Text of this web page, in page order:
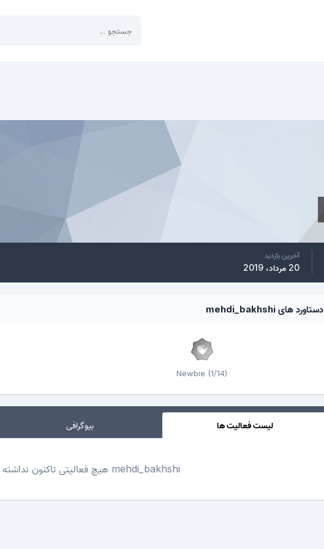
آخرین بازدید
20 مرداد، 2019
دستاورد های mehdi_bakhshi
Newbie (1/14)
لیست فعالیت ها بیوگرافی
mehdi_bakhshi هیچ فعالیتی تاکنون نداشته است